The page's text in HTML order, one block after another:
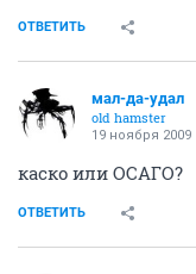
ОТВЕТИТЬ
мал-да-удал
old hamster
19 ноября 2009
каско или ОСАГО?
ОТВЕТИТЬ